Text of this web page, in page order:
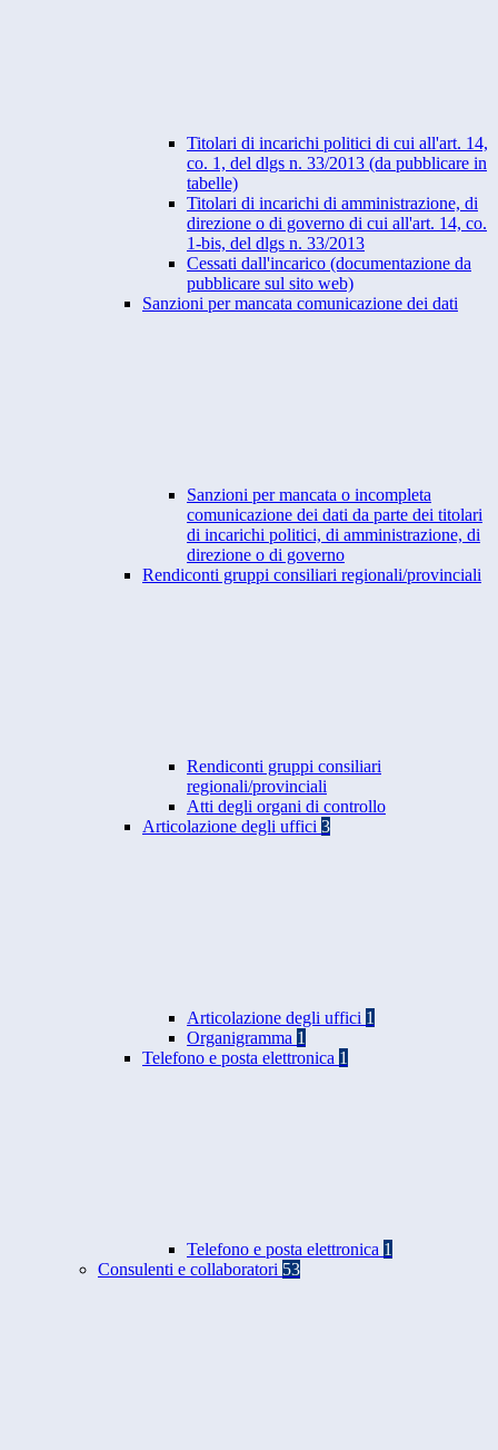
Titolari di incarichi politici di cui all'art. 14,
co. 1, del dlgs n. 33/2013 (da pubblicare in
tabelle)
Titolari di incarichi di amministrazione, di
direzione o di governo di cui all'art. 14, co.
1-bis, del dlgs n. 33/2013
Cessati dall'incarico (documentazione da
pubblicare sul sito web)
Sanzioni per mancata comunicazione dei dati
Sanzioni per mancata o incompleta
comunicazione dei dati da parte dei titolari
di incarichi politici, di amministrazione, di
direzione o di governo
Rendiconti gruppi consiliari regionali/provinciali
Rendiconti gruppi consiliari
regionali/provinciali
Atti degli organi di controllo
Articolazione degli uffici 3
Articolazione degli uffici 1
Organigramma 1
Telefono e posta elettronica 1
Telefono e posta elettronica 1
Consulenti e collaboratori 53